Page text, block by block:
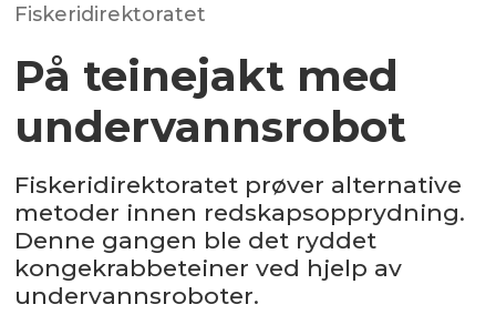
Fiskeridirektoratet
På teinejakt med
undervannsrobot
Fiskeridirektoratet prøver alternative
metoder innen redskapsopprydning.
Denne gangen ble det ryddet
kongekrabbeteiner ved hjelp av
undervannsroboter.